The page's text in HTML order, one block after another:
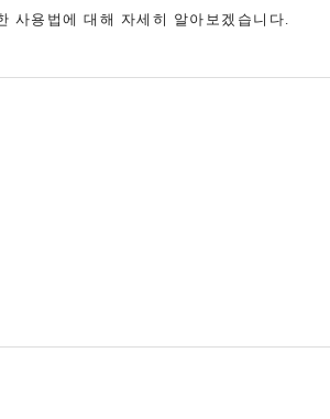
사용법에 대해 자세히 알아보겠습니다.